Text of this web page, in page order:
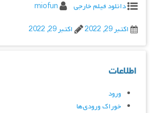
دانلود فیلم خارجی
miofun
اکتبر 29, 2022
اکتبر 29, 2022
اطلاعات
ورود
خوراک ورودی‌ها